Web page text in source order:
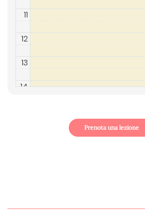
11
12
13
14
19 Yoga Online
Prenota una lezione